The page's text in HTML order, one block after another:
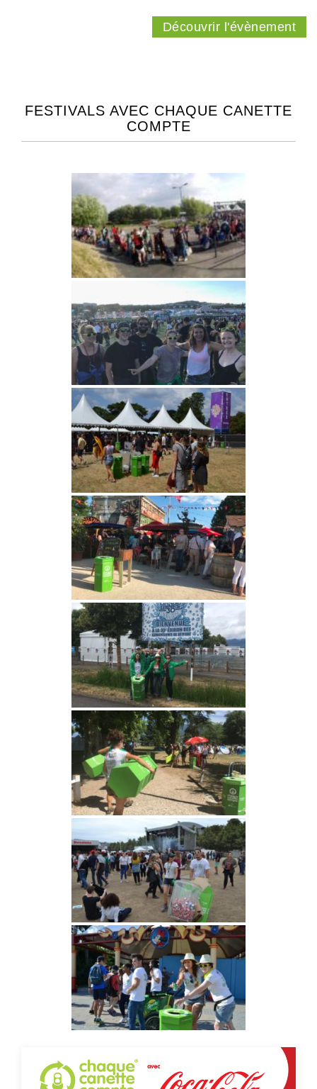
Découvrir l'évènement
FESTIVALS AVEC CHAQUE CANETTE
COMPTE